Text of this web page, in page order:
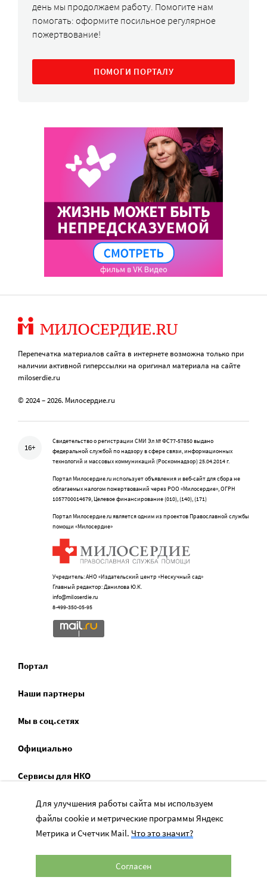
день мы продолжаем работу. Помогите нам
помогать: оформите посильное регулярное
пожертвование!
ПОМОГИ ПОРТАЛУ
Перепечатка материалов сайта в интернете возможна только при
наличии активной гиперссылки на оригинал материала на сайте
miloserdie.ru
© 2024 – 2026. Милосердие.ru
16+
Свидетельство о регистрации СМИ Эл № ФС77-57850 выдано
федеральной службой по надзору в сфере связи, информационных
технологий и массовых коммуникаций (Роскомнадзор) 25.04.2014 г.
Портал Милосердие.ru использует объявления и веб-сайт для сбора не
облагаемых налогом пожертвований через РОО «Милосердие», ОГРН
1057700014679, Целевое финансирование (010), (140), (171)
Портал Милосердие.ru является одним из проектов Православной службы
помощи «Милосердие»
Учредитель: АНО «Издательский центр «Нескучный сад»
Главный редактор: Данилова Ю.К.
info@miloserdie.ru
8-499-350-05-95
Портал
Наши партнеры
Мы в соц.сетях
Официально
Сервисы для НКО
Спецпроекты
Социальное служение
Для улучшения работы сайта мы используем
файлы cookie и метрические программы Яндекс
Метрика и Счетчик Mail. Что это значит?
Согласен